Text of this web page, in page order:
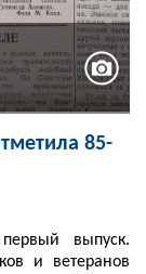
85-
выпуск.
и ветеранов